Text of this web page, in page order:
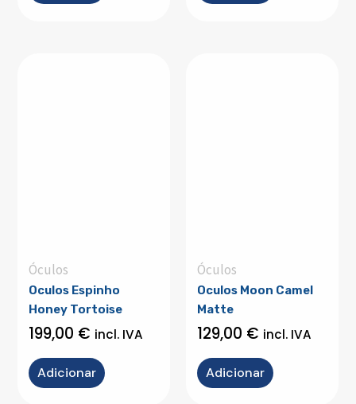
Óculos
Oculos Espinho
Honey Tortoise
199,00 € incl. IVA
Adicionar
Óculos
Oculos Moon Camel
Matte
129,00 € incl. IVA
Adicionar